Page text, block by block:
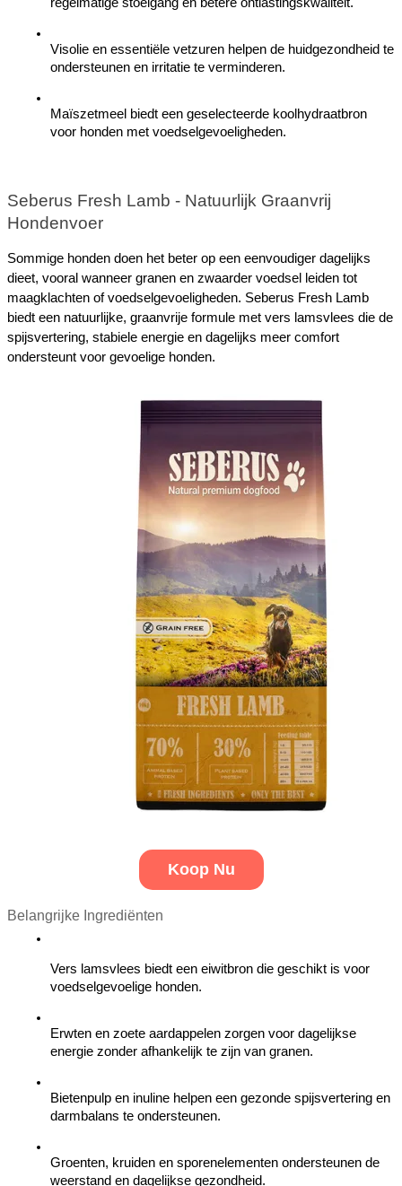
regelmatige stoelgang en betere ontlastingskwaliteit.
Visolie en essentiële vetzuren helpen de huidgezondheid te
ondersteunen en irritatie te verminderen.
Maïszetmeel biedt een geselecteerde koolhydraatbron
voor honden met voedselgevoeligheden.
Seberus Fresh Lamb - Natuurlijk Graanvrij
Hondenvoer
Sommige honden doen het beter op een eenvoudiger dagelijks
dieet, vooral wanneer granen en zwaarder voedsel leiden tot
maagklachten of voedselgevoeligheden. Seberus Fresh Lamb
biedt een natuurlijke, graanvrije formule met vers lamsvlees die de
spijsvertering, stabiele energie en dagelijks meer comfort
ondersteunt voor gevoelige honden.
Koop Nu
Belangrijke Ingrediënten
Vers lamsvlees biedt een eiwitbron die geschikt is voor
voedselgevoelige honden.
Erwten en zoete aardappelen zorgen voor dagelijkse
energie zonder afhankelijk te zijn van granen.
Bietenpulp en inuline helpen een gezonde spijsvertering en
darmbalans te ondersteunen.
Groenten, kruiden en sporenelementen ondersteunen de
weerstand en dagelijkse gezondheid.